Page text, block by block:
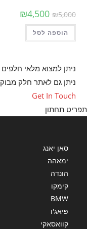
₪5,000 המחיר
המקורי
היה:
₪5,000.
₪4,500 המחיר
הנוכחי
הוא:
הוספה לסל
ניתן למצוא מלאי חלפים
ניתן גם לאתר חלק מבוקש
Get In Touch
Opens
תחתון
סאן יאנג
ימאהה
הונדה
קימקו
BMW
פיאג'ו
קוואסאקי